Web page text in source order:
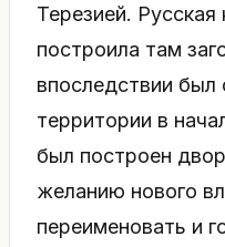
Терезией.
построила там
впоследствии был
территории в
был построен
желанию нового
переименовать и